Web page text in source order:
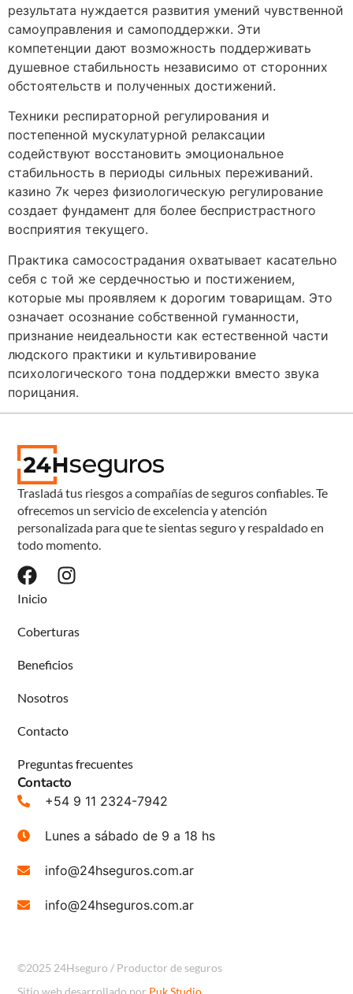
результата нуждается развития умений чувственной
самоуправления и самоподдержки. Эти
компетенции дают возможность поддерживать
душевное стабильность независимо от сторонних
обстоятельств и полученных достижений.
Техники респираторной регулирования и
постепенной мускулатурной релаксации
содействуют восстановить эмоциональное
стабильность в периоды сильных переживаний.
казино 7к через физиологическую регулирование
создает фундамент для более беспристрастного
восприятия текущего.
Практика самосострадания охватывает касательно
себя с той же сердечностью и постижением,
которые мы проявляем к дорогим товарищам. Это
означает осознание собственной гуманности,
признание неидеальности как естественной части
людского практики и культивирование
психологического тона поддержки вместо звука
порицания.
Trasladá tus riesgos a compañías de seguros confiables. Te
ofrecemos un servicio de excelencia y atención
personalizada para que te sientas seguro y respaldado en
todo momento.
Inicio
Coberturas
Beneficios
Nosotros
Contacto
Preguntas frecuentes
Contacto
+54 9 11 2324-7942
Lunes a sábado de 9 a 18 hs
info@24hseguros.com.ar
info@24hseguros.com.ar
©2025 24Hseguro / Productor de seguros
Sitio web desarrollado por Puk Studio